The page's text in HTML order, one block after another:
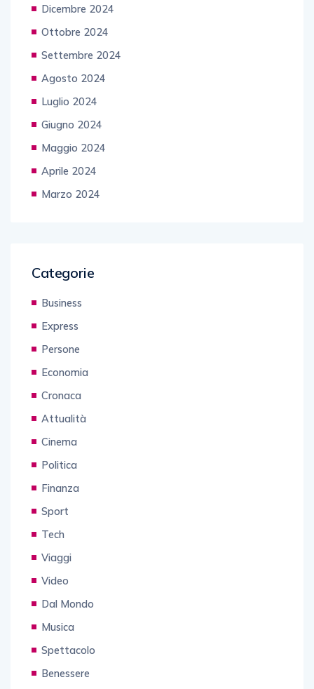
Dicembre 2024
Ottobre 2024
Settembre 2024
Agosto 2024
Luglio 2024
Giugno 2024
Maggio 2024
Aprile 2024
Marzo 2024
Categorie
Business
Express
Persone
Economia
Cronaca
Attualità
Cinema
Politica
Finanza
Sport
Tech
Viaggi
Video
Dal Mondo
Musica
Spettacolo
Benessere